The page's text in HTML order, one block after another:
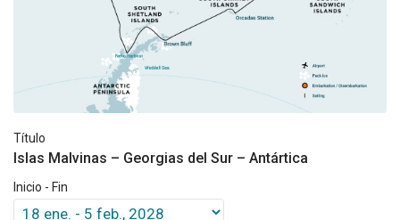
Título
Islas Malvinas – Georgias del Sur – Antártica
Inicio - Fin